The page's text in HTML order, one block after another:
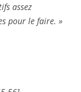
assez
pour le faire. »